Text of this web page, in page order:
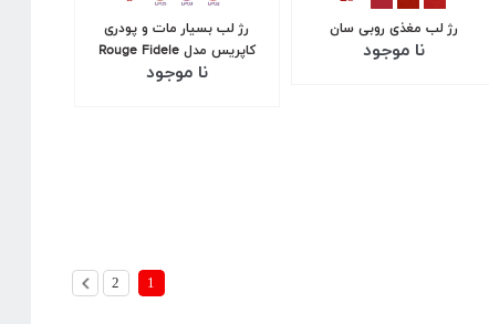
رژ لب مغذی روبی سان
نا موجود
رژ لب بسیار مات و پودری
کاپریس مدل Rouge Fidele
نا موجود
1
2